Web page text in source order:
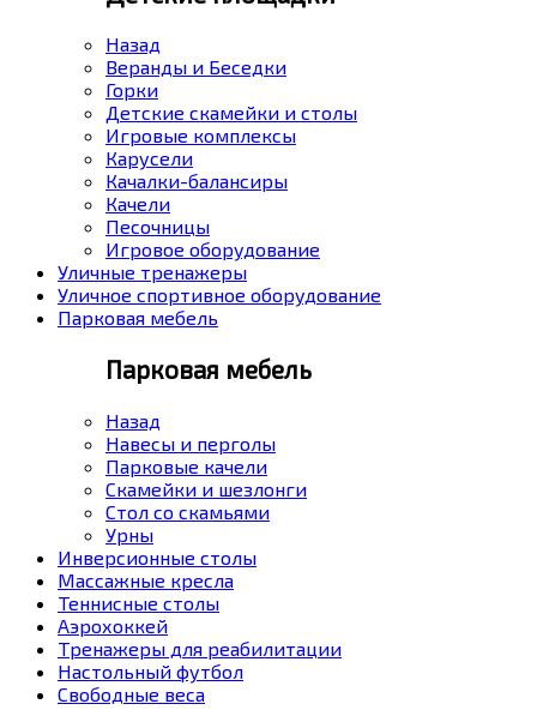
Назад
Веранды и Беседки
Горки
Детские скамейки и столы
Игровые комплексы
Карусели
Качалки-балансиры
Качели
Песочницы
Игровое оборудование
Уличные тренажеры
Уличное спортивное оборудование
Парковая мебель
Парковая мебель
Назад
Навесы и перголы
Парковые качели
Скамейки и шезлонги
Стол со скамьями
Урны
Инверсионные столы
Массажные кресла
Теннисные столы
Аэрохоккей
Тренажеры для реабилитации
Настольный футбол
Свободные веса